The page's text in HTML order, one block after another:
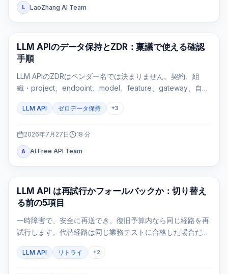
L LaoZhang AI Team
API ガイド
LLM APIのデータ保持とZDR：稟議で使える確認
手順
LLM APIのZDRはベンダー名では決まりません。契約、組
織・project、endpoint、model、feature、gateway、自社
す。
LLM API ゼロデータ保持 +3
2026年7月27日 18 分
A AI Free API Team
API ガイド
LLM API は再試行かフォールバックか：切り替え
る前の5項目
一時障害で、安全に再送でき、復旧予算内なら同じ経路を再
試行します。代替経路は同じ業務テストに合格した場合だけ
LLM API リトライ +2